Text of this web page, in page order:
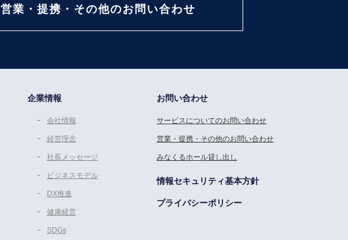
営業・提携・その他のお問い合わせ
企業情報
会社情報
経営理念
社長メッセージ
ビジネスモデル
DX推進
健康経営
SDGs
お問い合わせ
サービスについてのお問い合わせ
営業・提携・その他のお問い合わせ
みなくるホール貸し出し
情報セキュリティ基本方針
プライバシーポリシー